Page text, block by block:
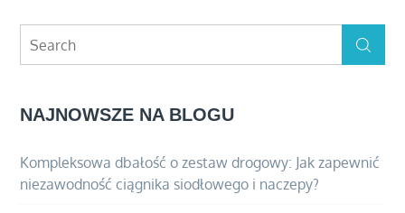
Search
Search
NAJNOWSZE NA BLOGU
Kompleksowa dbałość o zestaw drogowy: Jak zapewnić
niezawodność ciągnika siodłowego i naczepy?